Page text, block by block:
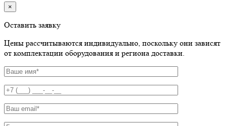
×
Оставить заявку
Цены рассчитываются индивидуально, поскольку они зависят
от комплектации оборудования и региона доставки.